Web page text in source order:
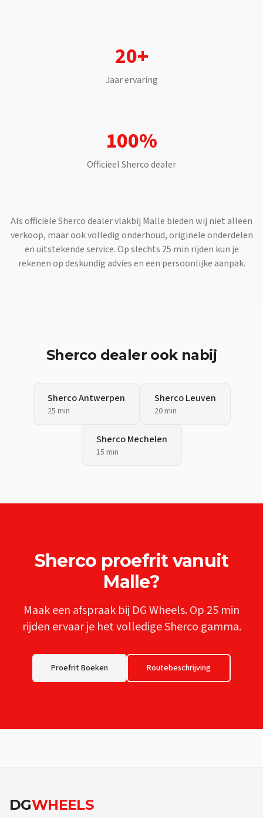
20+
Jaar ervaring
100%
OfficieelShercodealer
Als officiëleShercodealer vlakbij Malle bieden wij niet alleen
verkoop, maar ook volledig onderhoud, originele onderdelen
en uitstekende service. Op slechts 25 min rijden kun je
rekenen op deskundig advies en een persoonlijke aanpak.
Sherco dealer ook nabij
ShercoAntwerpen
25 min
Sherco Leuven
20 min
Sherco Mechelen
15 min
Sherco proefrit vanuit
Malle?
Maak een afspraak bij DG Wheels. Op 25 min
rijden ervaar je het volledigeSherco gamma.
Proefrit Boeken Routebeschrijving
DGWHEELS